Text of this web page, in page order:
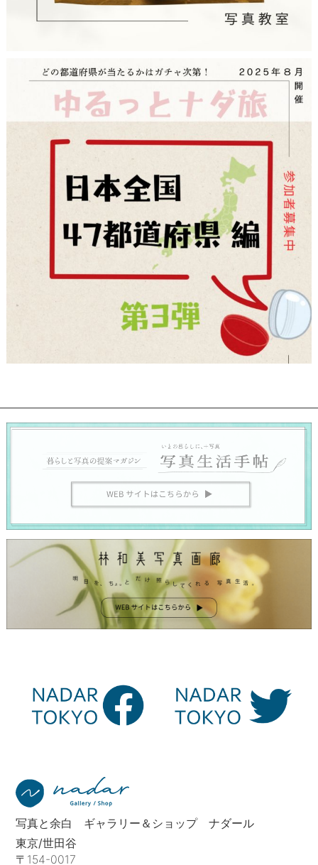
写真と余白 ギャラリー＆ショップ ナダール
東京/世田谷
〒154-0017